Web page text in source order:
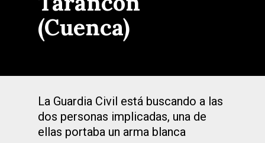
(Cuenca)
La Guardia Civil está buscando a las
dos personas implicadas, una de
ellas portaba un arma blanca